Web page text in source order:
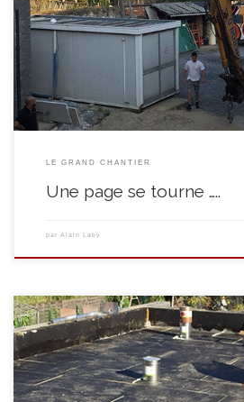
notre restaurant, le container « stockage »
ans et s’en va vers de nouveaux horizons …. La
forcément envie de s’en aller …. Elle finit quand
LE GRAND CHANTIER
Une page se tourne …..
par Alain Laby
Là, franchement, ça se peaufine et ça se
dorénavant terminée suite à l’ultime